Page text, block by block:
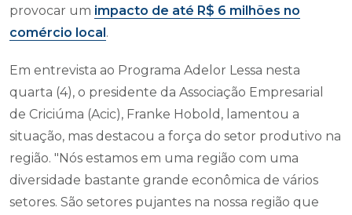
provocar um impacto de até R$ 6 milhões no
comércio local.
Em entrevista ao Programa Adelor Lessa nesta
quarta (4), o presidente da Associação Empresarial
de Criciúma (Acic), Franke Hobold, lamentou a
situação, mas destacou a força do setor produtivo na
região. "Nós estamos em uma região com uma
diversidade bastante grande econômica de vários
setores. São setores pujantes na nossa região que